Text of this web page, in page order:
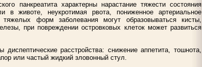
панкреатита характерны нарастание тяжести состояния
в животе, неукротимая рвота, пониженное артериальное
форм заболевания могут образовываться кисты,
при повреждении островковых клеток может развиться
диспептические расстройства: снижение аппетита, тошнота,
или частый жидкий зловонный стул.